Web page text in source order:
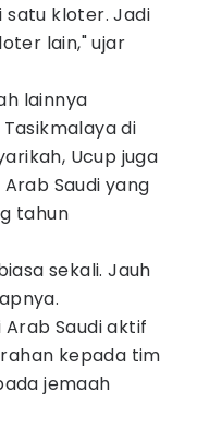
satu kloter. Jadi
lain," ujar
lainnya
di
Ucup juga
Saudi yang
tahun
sekali. Jauh
Saudi aktif
kepada tim
jemaah